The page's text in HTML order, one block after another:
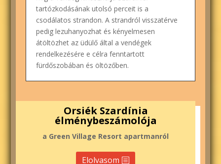
tartózkodásának utolsó perceit is a
csodálatos strandon. A strandról visszatérve
pedig lezuhanyozhat és kényelmesen
átöltözhet az üdülő által a vendégek
rendelkezésére e célra fenntartott
fürdőszobában és öltözőben.
Orsiék Szardínia
élménybeszámolója
a Green Village Resort apartmanról
Elolvasom